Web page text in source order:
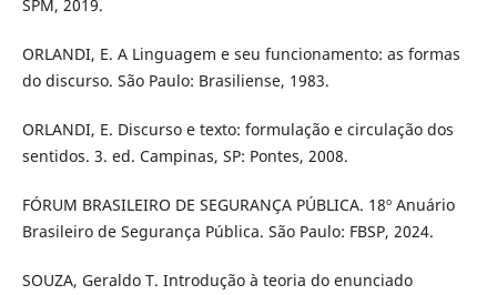
SPM, 2019.
ORLANDI, E. A Linguagem e seu funcionamento: as formas
do discurso. São Paulo: Brasiliense, 1983.
ORLANDI, E. Discurso e texto: formulação e circulação dos
sentidos. 3. ed. Campinas, SP: Pontes, 2008.
FÓRUM BRASILEIRO DE SEGURANÇA PÚBLICA. 18º Anuário
Brasileiro de Segurança Pública. São Paulo: FBSP, 2024.
SOUZA, Geraldo T. Introdução à teoria do enunciado